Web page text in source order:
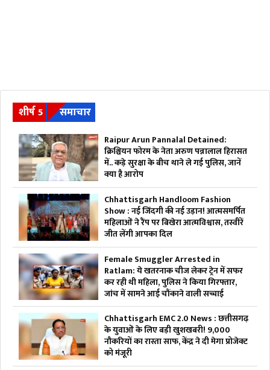
शीर्ष 5 समाचार
Raipur Arun Pannalal Detained:
क्रिश्चियन फोरम के नेता अरुण पन्नालाल हिरासत
में.. कड़े सुरक्षा के बीच थाने ले गई पुलिस, जानें
क्या है आरोप
Chhattisgarh Handloom Fashion
Show : नई जिंदगी की नई उड़ान! आत्मसमर्पित
महिलाओं ने रैंप पर बिखेरा आत्मविश्वास, तस्वीरें
जीत लेंगी आपका दिल
Female Smuggler Arrested in
Ratlam: ये खतरनाक चीज लेकर ट्रेन में सफर
कर रही थी महिला, पुलिस ने किया गिरफ्तार,
जांच में सामने आई चौंकाने वाली सच्चाई
Chhattisgarh EMC 2.0 News : छत्तीसगढ़
के युवाओं के लिए बड़ी खुशखबरी! 9,000
नौकरियों का रास्ता साफ, केंद्र ने दी मेगा प्रोजेक्ट
को मंजूरी